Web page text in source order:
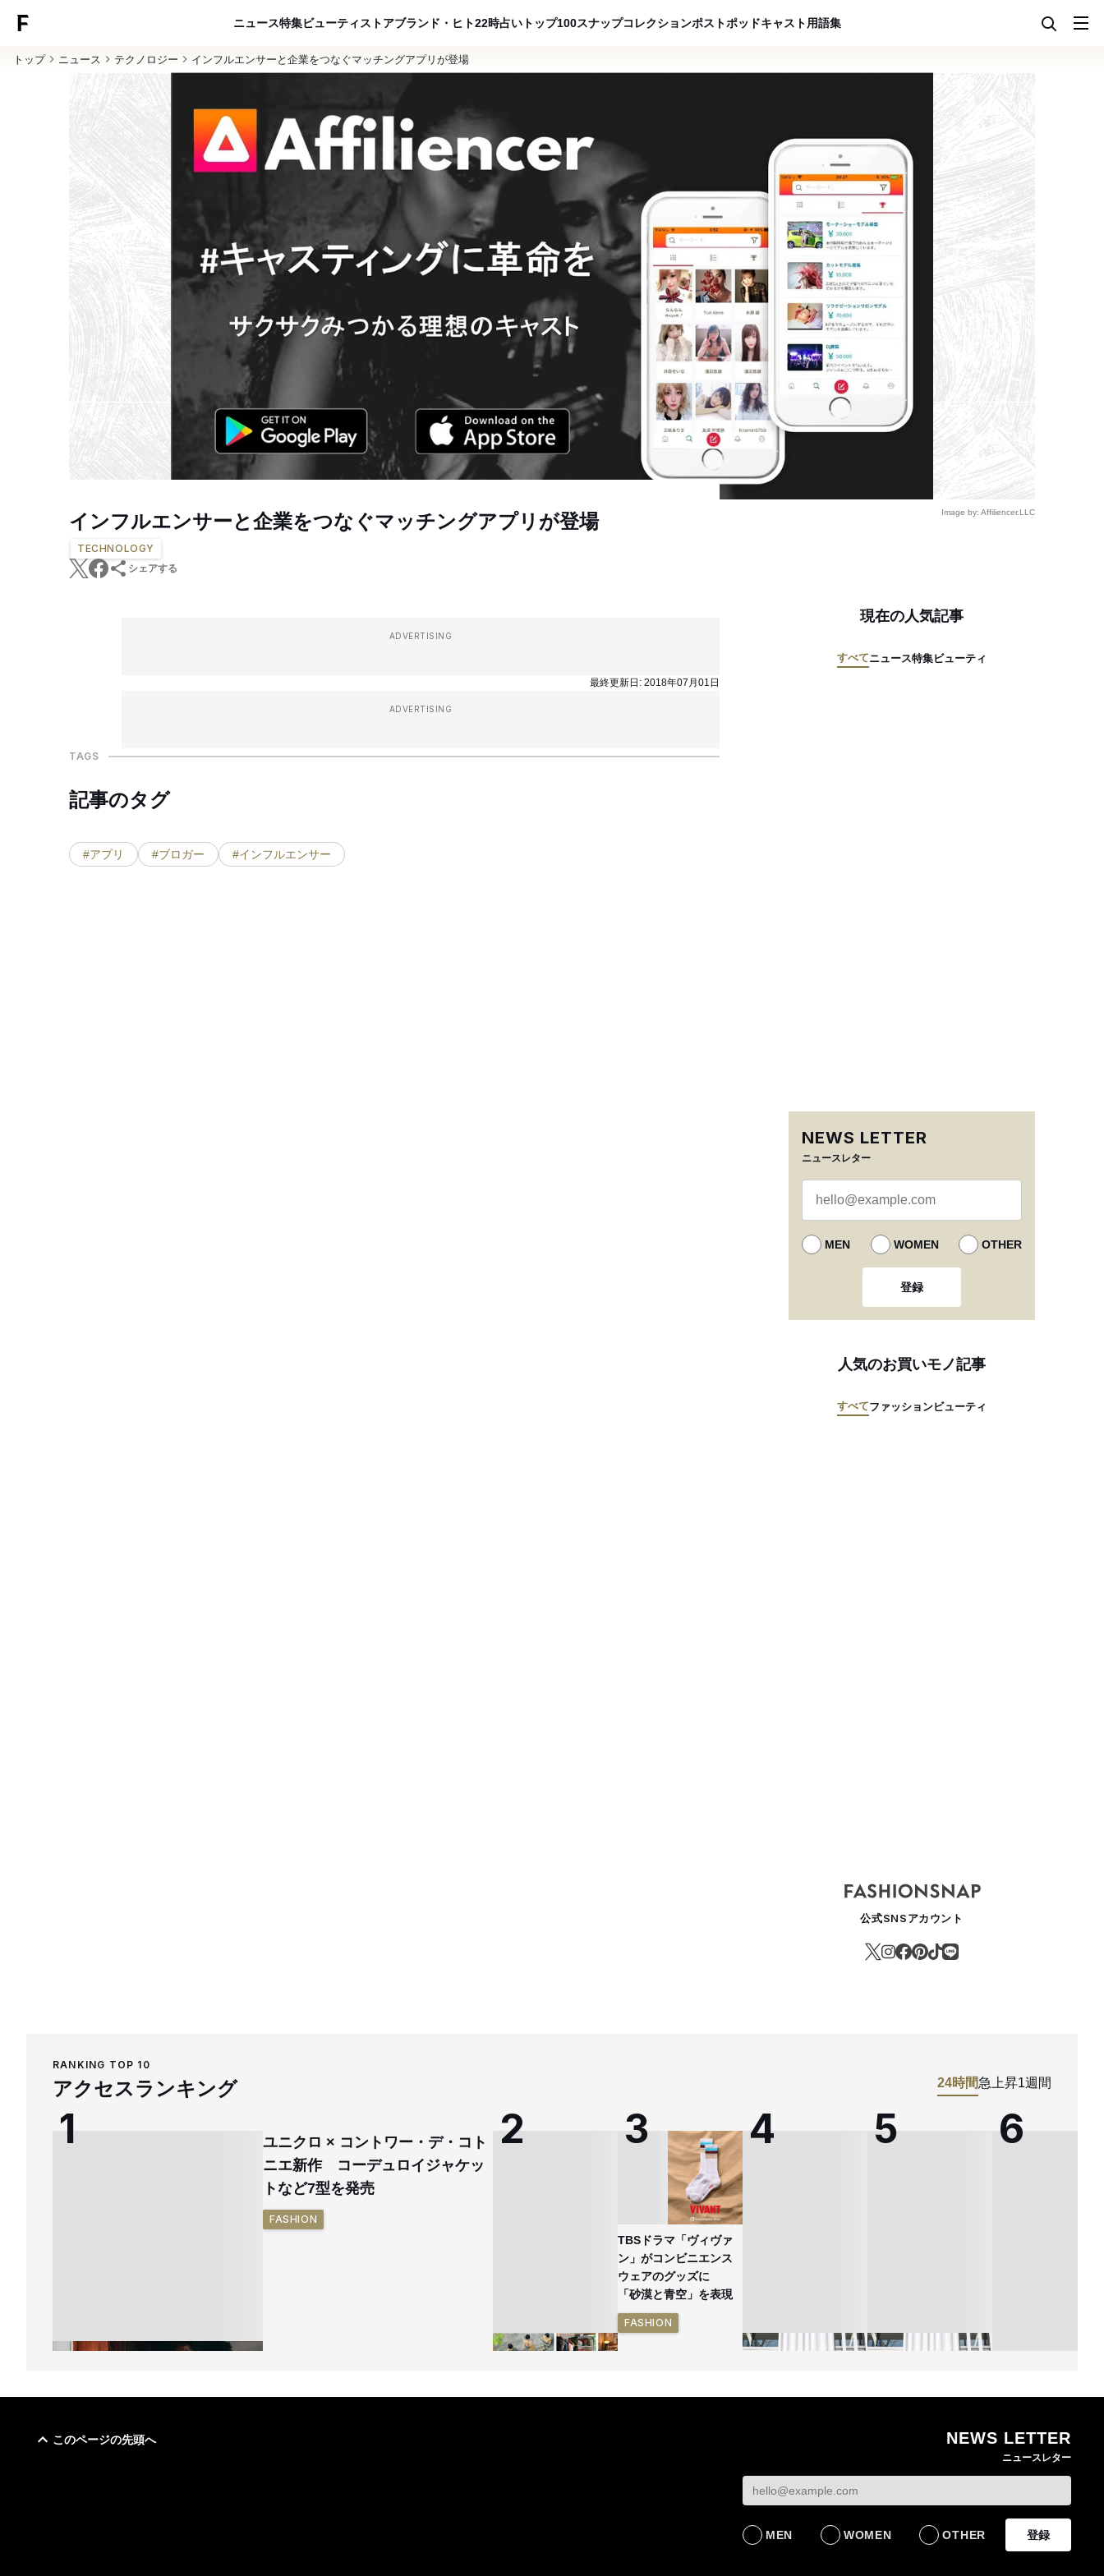
ニュース特集ビューティ ストアブランド・ヒト22時占い トップ100スナップコレクションポストポッドキャスト用語集
トップ ニュース テクノロジー インフルエンサーと企業をつなぐマッチングアプリが登場
Image by: Affiliencer.LLC
インフルエンサーと企業をつなぐマッチングアプリが登場
TECHNOLOGY
シェアする
ADVERTISING
最終更新日: 2018年07月01日
ADVERTISING
TAGS
記事のタグ
#アプリ #ブロガー #インフルエンサー
現在の人気記事
すべてニュース特集ビューティ
NEWS LETTER
ニュースレター
MEN WOMEN OTHER
登録
人気のお買いモノ記事
すべてファッションビューティ
公式SNSアカウント
RANKING TOP 10
アクセスランキング 24時間急上昇1週間
ユニクロ × コントワー・デ・コト
ニエ新作 コーデュロイジャケッ
トなど7型を発売
FASHION
TBSドラマ「ヴィヴァ
ン」がコンビニエンス
ウェアのグッズに
「砂漠と青空」を表現
FASHION
HD 被災経緯を書面で
発表
BUSINESS
オンワードHDが緊急時
に貴重品の常時携行を
BUSINESS
【トップに聞く
オンワードHD保元道
るための企業戦略
このページの先頭へ NEWS LETTER
ニュースレター
MEN WOMEN OTHER 登録